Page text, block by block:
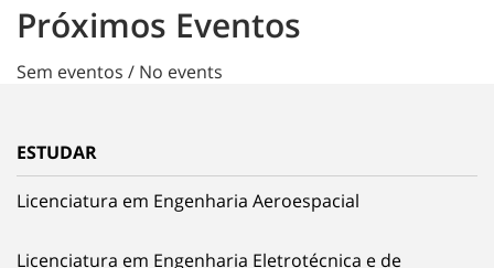
Próximos Eventos
Sem eventos / No events
ESTUDAR
Licenciatura em Engenharia Aeroespacial
Licenciatura em Engenharia Eletrotécnica e de